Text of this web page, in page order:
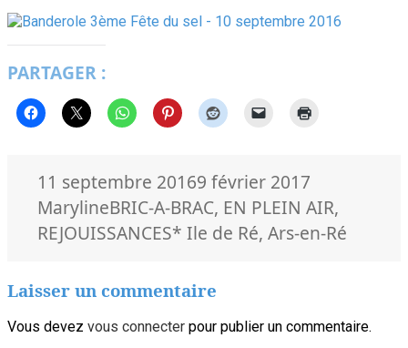
PARTAGER :
Publié
le
11 septembre 20169 février 2017
MarylineCatégories
BRIC-A-BRAC, EN PLEIN AIR,
REJOUISSANCESMots-
* Ile de Ré,Ars-en-Ré
Laisser un commentaire
Vous devez vous connecter pour publier un commentaire.